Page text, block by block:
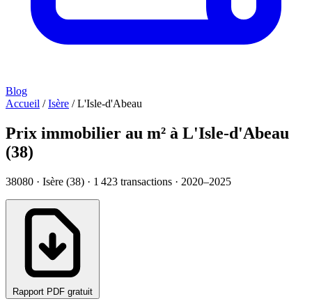
Blog
Accueil / Isère / L'Isle-d'Abeau
Prix immobilier au m² à L'Isle-d'Abeau
(38)
38080 · Isère (38) · 1 423 transactions · 2020–2025
Rapport PDF gratuit